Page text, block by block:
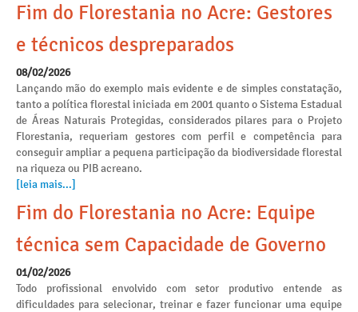
Fim do Florestania no Acre: Gestores
e técnicos despreparados
08/02/2026
Lançando mão do exemplo mais evidente e de simples constatação,
tanto a política florestal iniciada em 2001 quanto o Sistema Estadual
de Áreas Naturais Protegidas, considerados pilares para o Projeto
Florestania, requeriam gestores com perfil e competência para
conseguir ampliar a pequena participação da biodiversidade florestal
na riqueza ou PIB acreano.
[leia mais...]
Fim do Florestania no Acre: Equipe
técnica sem Capacidade de Governo
01/02/2026
Todo profissional envolvido com setor produtivo entende as
dificuldades para selecionar, treinar e fazer funcionar uma equipe